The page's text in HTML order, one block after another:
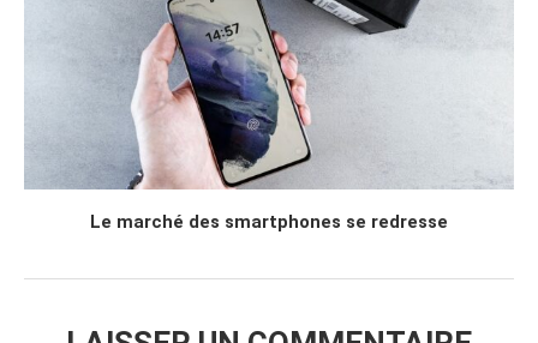
Le marché des smartphones se redresse